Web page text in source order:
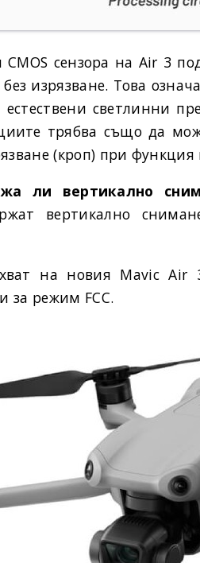
сензора на Air 3
без изрязване. Това
естествени светлинни
трябва също да
(кроп) при функция
ли вертикално
вертикално
на новия Mavic
за режим FCC.